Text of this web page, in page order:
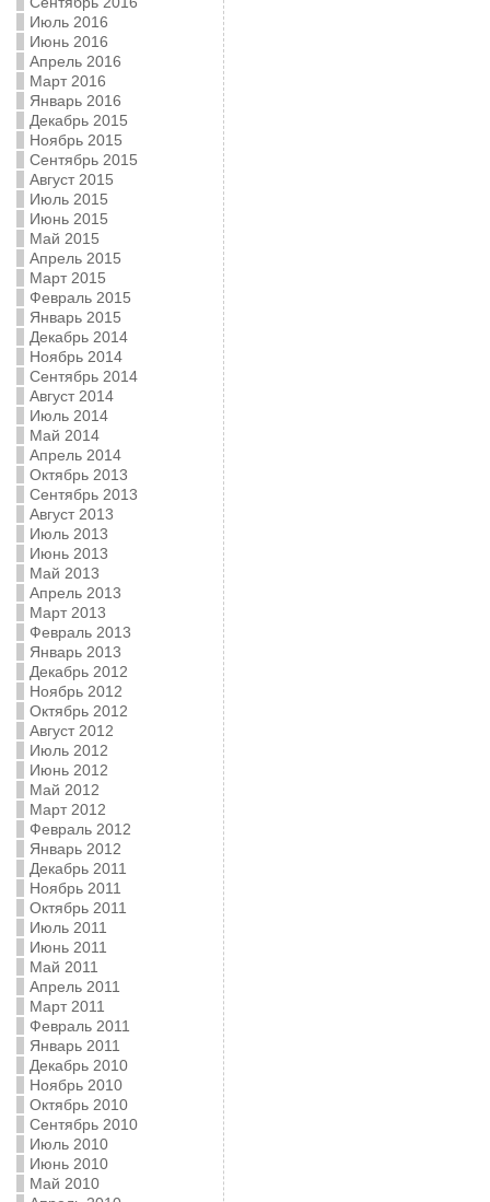
Июль 2016
Июнь 2016
Апрель 2016
Март 2016
Январь 2016
Декабрь 2015
Ноябрь 2015
Сентябрь 2015
Август 2015
Июль 2015
Июнь 2015
Май 2015
Апрель 2015
Март 2015
Февраль 2015
Январь 2015
Декабрь 2014
Ноябрь 2014
Сентябрь 2014
Август 2014
Июль 2014
Май 2014
Апрель 2014
Октябрь 2013
Сентябрь 2013
Август 2013
Июль 2013
Июнь 2013
Май 2013
Апрель 2013
Март 2013
Февраль 2013
Январь 2013
Декабрь 2012
Ноябрь 2012
Октябрь 2012
Август 2012
Июль 2012
Июнь 2012
Май 2012
Март 2012
Февраль 2012
Январь 2012
Декабрь 2011
Ноябрь 2011
Октябрь 2011
Июль 2011
Июнь 2011
Май 2011
Апрель 2011
Март 2011
Февраль 2011
Январь 2011
Декабрь 2010
Ноябрь 2010
Октябрь 2010
Сентябрь 2010
Июль 2010
Июнь 2010
Май 2010